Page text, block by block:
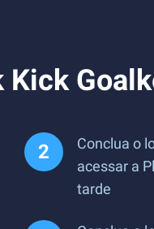
Conclua o
acessar a
tarde